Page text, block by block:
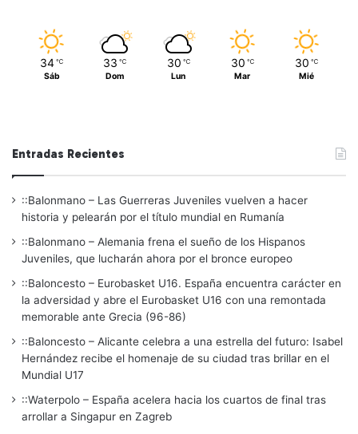
34 ℃
Sáb
33 ℃
Dom
30 ℃
Lun
30 ℃
Mar
30 ℃
Mié
Entradas Recientes
::Balonmano – Las Guerreras Juveniles vuelven a hacer
historia y pelearán por el título mundial en Rumanía
::Balonmano – Alemania frena el sueño de los Hispanos
Juveniles, que lucharán ahora por el bronce europeo
::Baloncesto – Eurobasket U16. España encuentra carácter en
la adversidad y abre el Eurobasket U16 con una remontada
memorable ante Grecia (96-86)
::Baloncesto – Alicante celebra a una estrella del futuro: Isabel
Hernández recibe el homenaje de su ciudad tras brillar en el
Mundial U17
::Waterpolo – España acelera hacia los cuartos de final tras
arrollar a Singapur en Zagreb